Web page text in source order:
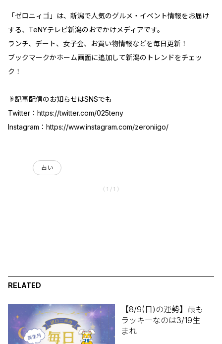
「ゼロニィゴ」は、新潟で人気のグルメ・イベント情報をお届け
する、TeNYテレビ新潟のおでかけメディアです。
ランチ、デート、女子会、お買い物情報などを毎日更新！
ブックマークかホーム画面に追加して新潟のトレンドをチェッ
ク！
☟記事配信のお知らせはSNSでも
Twitter： https://twitter.com/025teny
Instagram： https://www.instagram.com/zeroniigo/
占い
〈 1 / 1 〉
RELATED
【8/9(日)の運勢】最も
ラッキーなのは3/19生
まれ